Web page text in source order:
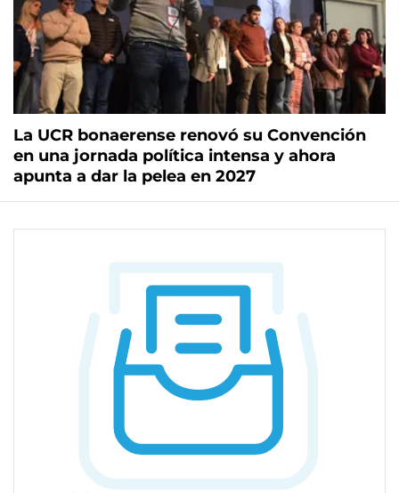
La UCR bonaerense renovó su Convención
en una jornada política intensa y ahora
apunta a dar la pelea en 2027